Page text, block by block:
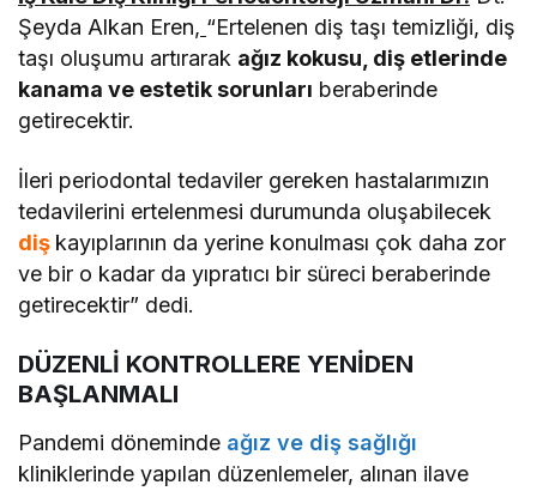
Şeyda Alkan Eren, “Ertelenen diş taşı temizliği, diş
taşı oluşumu artırarak ağız kokusu, diş etlerinde
kanama ve estetik sorunları beraberinde
getirecektir.
İleri periodontal tedaviler gereken hastalarımızın
tedavilerini ertelenmesi durumunda oluşabilecek
diş kayıplarının da yerine konulması çok daha zor
ve bir o kadar da yıpratıcı bir süreci beraberinde
getirecektir” dedi.
DÜZENLİ KONTROLLERE YENİDEN
BAŞLANMALI
Pandemi döneminde ağız ve diş sağlığı
kliniklerinde yapılan düzenlemeler, alınan ilave